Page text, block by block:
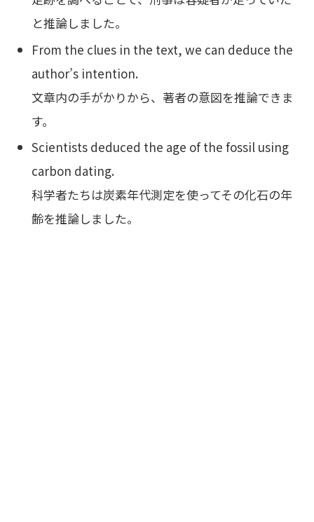
と推論しました。
From the clues in the text, we can deduce the
author’s intention.
文章内の手がかりから、著者の意図を推論できま
す。
Scientists deduced the age of the fossil using
carbon dating.
科学者たちは炭素年代測定を使ってその化石の年
齢を推論しました。